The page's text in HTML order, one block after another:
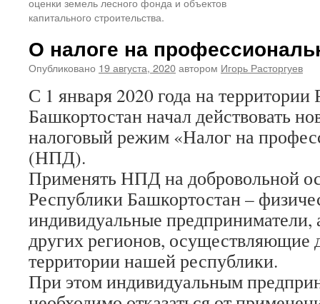
капитального строительства.
О налоге на
Опубликовано 19 августа, 2020автором Игорь Расторгуев
С 1 января 2020 года на территории
Башкортостан начал действовать
налоговый режим «Налог на
(НПД).
Применять НПД на добровольной
Республики Башкортостан –
индивидуальные предприниматели,
других регионов, осуществляющие
территории нашей республики.
При этом индивидуальным